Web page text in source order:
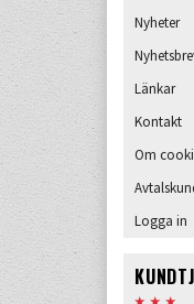
Nyheter
Länkar
Kontakt
Om
Logga in